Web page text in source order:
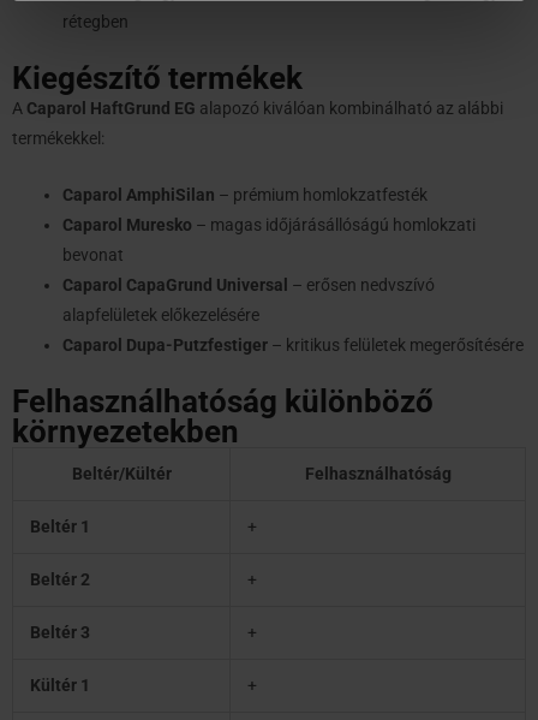
rétegben
Kiegészítő termékek
A Caparol HaftGrund EG alapozó kiválóan kombinálható az alábbi
termékekkel:
Caparol AmphiSilan – prémium homlokzatfesték
Caparol Muresko – magas időjárásállóságú homlokzati
bevonat
Caparol CapaGrund Universal – erősen nedvszívó
alapfelületek előkezelésére
Caparol Dupa-Putzfestiger – kritikus felületek megerősítésére
Felhasználhatóság különböző
környezetekben
Beltér/Kültér Felhasználhatóság
Beltér 1 +
Beltér 2 +
Beltér 3 +
Kültér 1 +